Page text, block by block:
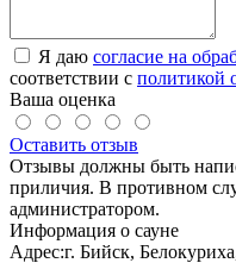
Я даю согласие на
соответствии с политикой
Ваша оценка
Оставить отзыв
Отзывы должны быть
приличия. В противном
администратором.
Информация о сауне
Адрес:г. Бийск,